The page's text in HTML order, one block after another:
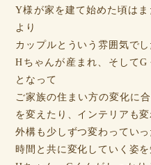
Y様が家を建て始めた頃は
より
カップルとういう雰囲気で
Hちゃんが産まれ、そして
となって
ご家族の住まい方の変化に
を変えたり、インテリアも変
外構も少しずつ変わっていっ
時間と共に変化していく姿